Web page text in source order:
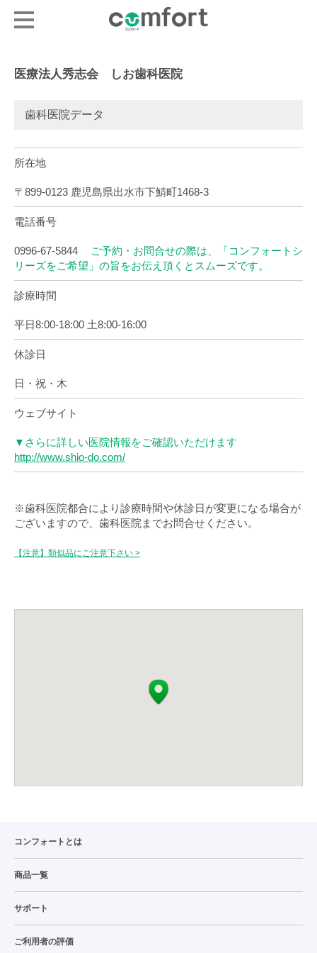
医療法人秀志会 しお歯科医院
歯科医院データ
所在地
〒899-0123 鹿児島県出水市下鯖町1468-3
電話番号
0996-67-5844
ご予約・お問合せの際は、「コンフォートシ
リーズをご希望」の旨をお伝え頂くとスムーズです。
診療時間
平日8:00-18:00 土8:00-16:00
休診日
日・祝・木
ウェブサイト
▼さらに詳しい医院情報をご確認いただけます
http://www.shio-do.com/
※歯科医院都合により診療時間や休診日が変更になる場合が
ございますので、歯科医院までお問合せください。
【注意】類似品にご注意下さい >
コンフォートとは
商品一覧
サポート
ご利用者の評価